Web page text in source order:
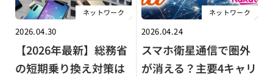
ネットワーク
2026.04.30
【2026年最新】総務省
の短期乗り換え対策は
ネットワーク
2026.04.24
スマホ衛星通信で圏外
が消える？主要4キャリ